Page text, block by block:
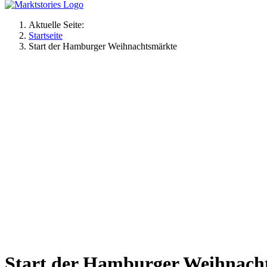
Aktuelle Seite:
Startseite
Start der Hamburger Weihnachtsmärkte